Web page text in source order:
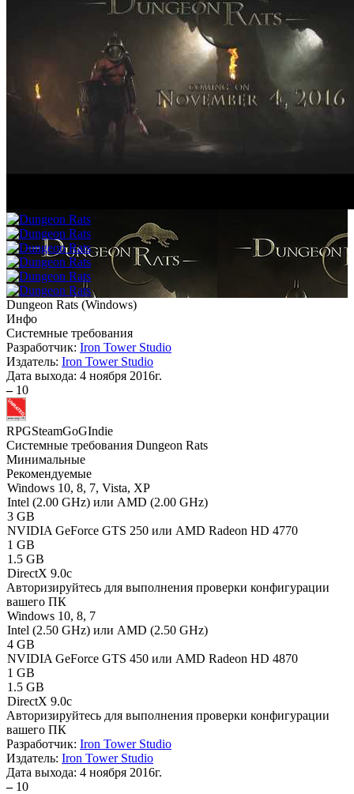
Dungeon Rats (Windows)
Инфо
Системные требования
Разработчик: Iron Tower Studio
Издатель: Iron Tower Studio
Дата выхода: 4 ноября 2016г.
– 10
RPGSteamGoGIndie
Системные требования Dungeon Rats
Минимальные
Рекомендуемые
Windows 10, 8, 7, Vista, XP
Intel (2.00 GHz) или AMD (2.00 GHz)
3 GB
NVIDIA GeForce GTS 250 или AMD Radeon HD 4770
1 GB
1.5 GB
DirectX 9.0c
Авторизируйтесь для выполнения проверки конфигурации
вашего ПК
Windows 10, 8, 7
Intel (2.50 GHz) или AMD (2.50 GHz)
4 GB
NVIDIA GeForce GTS 450 или AMD Radeon HD 4870
1 GB
1.5 GB
DirectX 9.0c
Авторизируйтесь для выполнения проверки конфигурации
вашего ПК
Разработчик: Iron Tower Studio
Издатель: Iron Tower Studio
Дата выхода: 4 ноября 2016г.
– 10